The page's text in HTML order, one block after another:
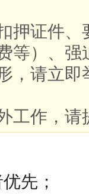
押证件
等）、
，请立
工作，
先；